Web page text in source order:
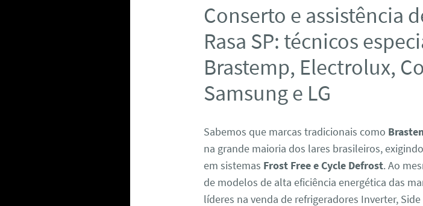
Conserto e assistência
Rasa SP: técnicos
Brastemp, Electrolux,
Samsung e LG
Sabemos que marcas tradicionais como
na grande maioria dos lares brasileiros,
em sistemas Frost Free e Cycle Defrost. Ao
de modelos de alta eficiência energética das
líderes na venda de refrigeradores Inverter,